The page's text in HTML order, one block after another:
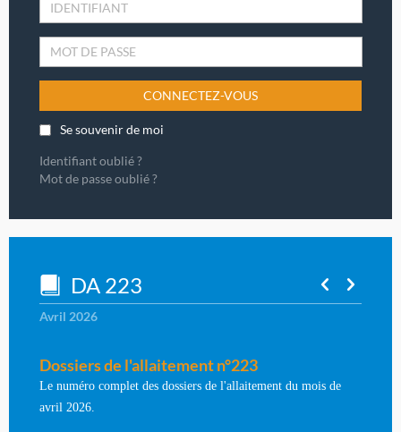
CONNECTEZ-VOUS
Se souvenir de moi
Identifiant oublié ?
Mot de passe oublié ?
DA 223
Avril 2026
Dossiers de l'allaitement n°223
Le numéro complet des dossiers de l'allaitement du mois de
avril 2026.